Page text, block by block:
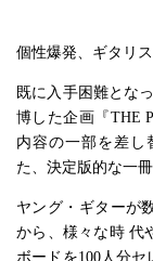
個性爆発、ギタリ
既に入手困難とな
博した企画『THE
内容の一部を差し
た、決定版的な一冊
ヤング・ギターが
から、様々な時 代
ボードを100人分